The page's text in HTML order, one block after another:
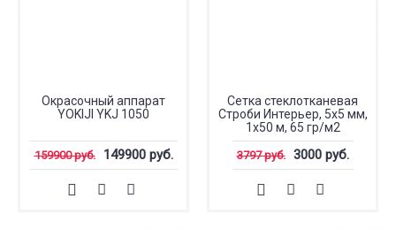
Окрасочный аппарат
YOKIJI YKJ 1050
159900 руб. 149900 руб.
Сетка стеклотканевая
Строби Интерьер, 5x5 мм,
1x50 м, 65 гр/м2
3797 руб. 3000 руб.